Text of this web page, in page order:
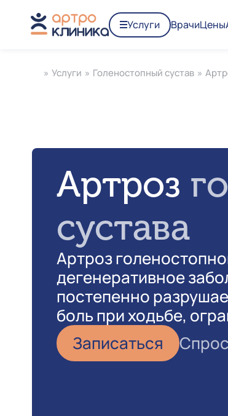
Услуги ВрачиЦены
» Услуги » Голеностопный сустав »
Артроз
сустава
Артроз
дегенеративное
постепенно
боль при ходьбе,
Записаться